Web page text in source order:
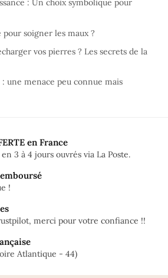
: Un choix symbolique pour
soigner les maux ?
vos pierres ? Les secrets de la
une menace peu connue mais
en France
3 à 4 jours ouvrés via La Poste.
!
merci pour votre confiance !!
Atlantique - 44)